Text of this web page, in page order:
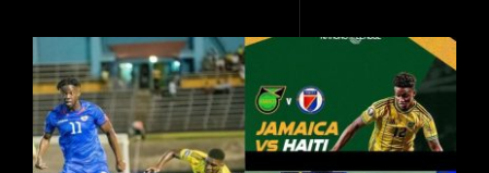
l'image
agrandie